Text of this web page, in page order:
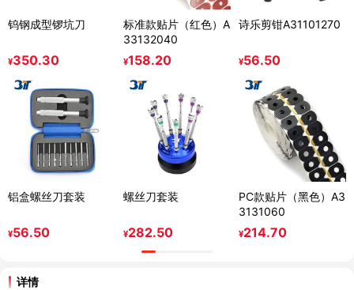
钨钢成型锣坑刀
¥350.30
标准款贴片（红色）A
33132040
¥158.20
诗乐剪钳A31101270
¥56.50
铝盒螺丝刀套装
¥56.50
螺丝刀套装
¥282.50
PC款贴片（黑色）A3
3131060
¥214.70
详情